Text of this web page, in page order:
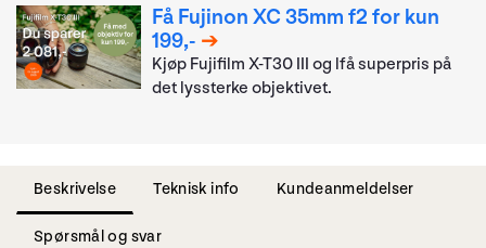
Få Fujinon XC 35mm f2 for kun
199,-
Kjøp Fujifilm X-T30 III og lfå superpris på
det lyssterke objektivet.
Beskrivelse Teknisk info Kundeanmeldelser
Spørsmål og svar